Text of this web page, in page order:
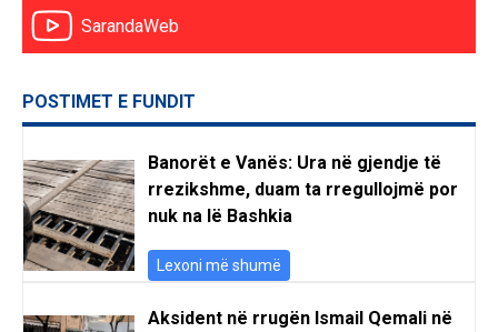
SarandaWeb
POSTIMET E FUNDIT
Banorët e Vanës: Ura në gjendje të
rrezikshme, duam ta rregullojmë por
nuk na lë Bashkia
Lexoni më shumë
Aksident në rrugën Ismail Qemali në